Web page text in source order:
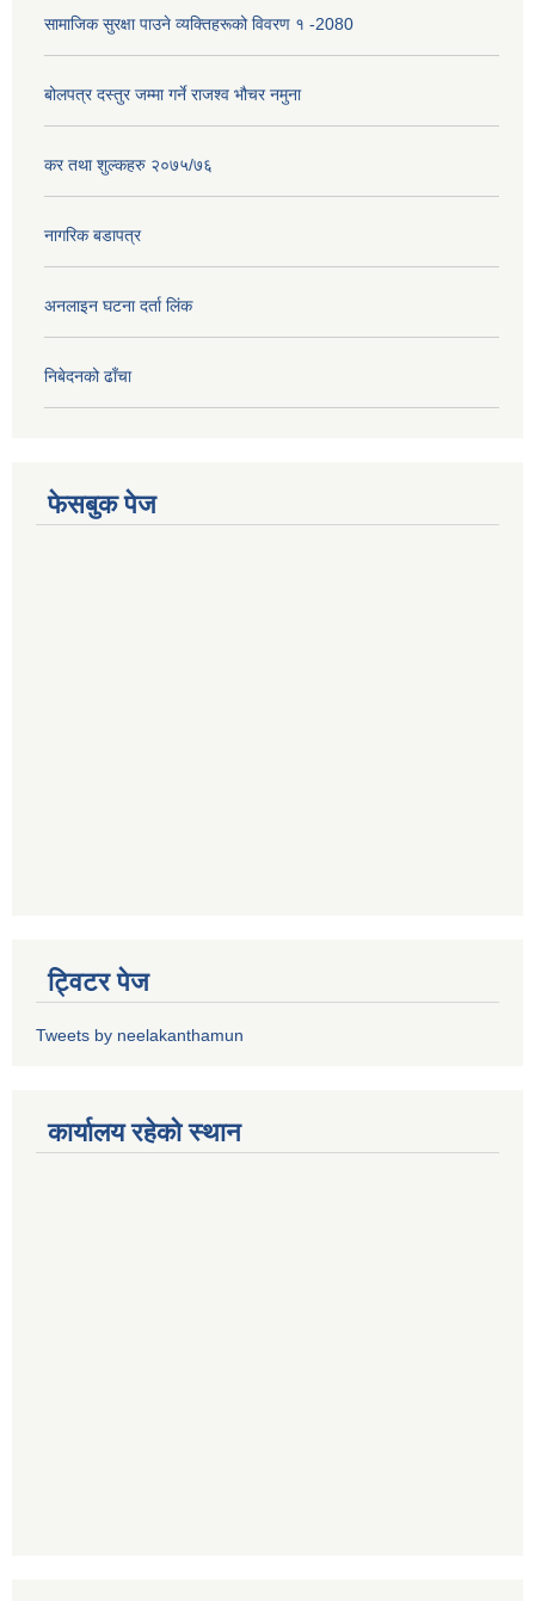
सामाजिक सुरक्षा पाउने व्यक्तिहरूको विवरण १ -2080
बोलपत्र दस्तुर जम्मा गर्ने राजश्व भौचर नमुना
कर तथा शुल्कहरु २०७५/७६
नागरिक बडापत्र
अनलाइन घटना दर्ता लिंक
निबेदनको ढाँचा
फेसबुक पेज
ट्विटर पेज
Tweets by neelakanthamun
कार्यालय रहेको स्थान